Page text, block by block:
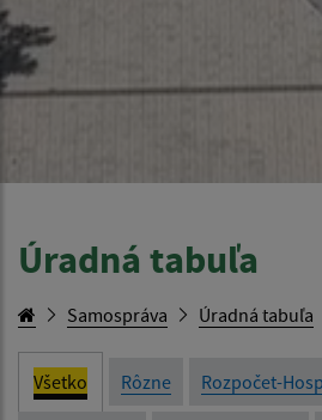
Úradná tabuľa
Samospráva Úradná tabuľa
Všetko Rôzne Rozpočet-